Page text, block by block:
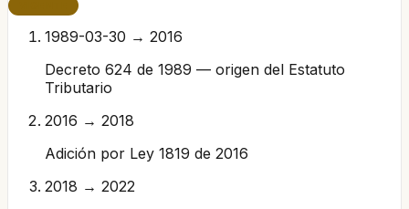
1989-03-30 → 2016
Decreto 624 de 1989 — origen del Estatuto
Tributario
2016 → 2018
Adición por Ley 1819 de 2016
2018 → 2022